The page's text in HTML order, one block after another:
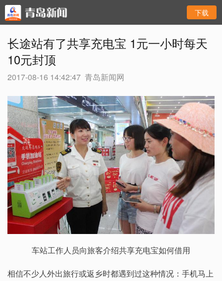
下载
长途站有了共享充电宝 1元一小时每天
10元封顶
2017-08-16 14:42:47 青岛新闻网
车站工作人员向旅客介绍共享充电宝如何借用
相信不少人外出旅行或返乡时都遇到过这种情况：手机马上